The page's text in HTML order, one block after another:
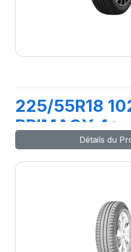
225/55R18
PRIMACY 4+
Détails du